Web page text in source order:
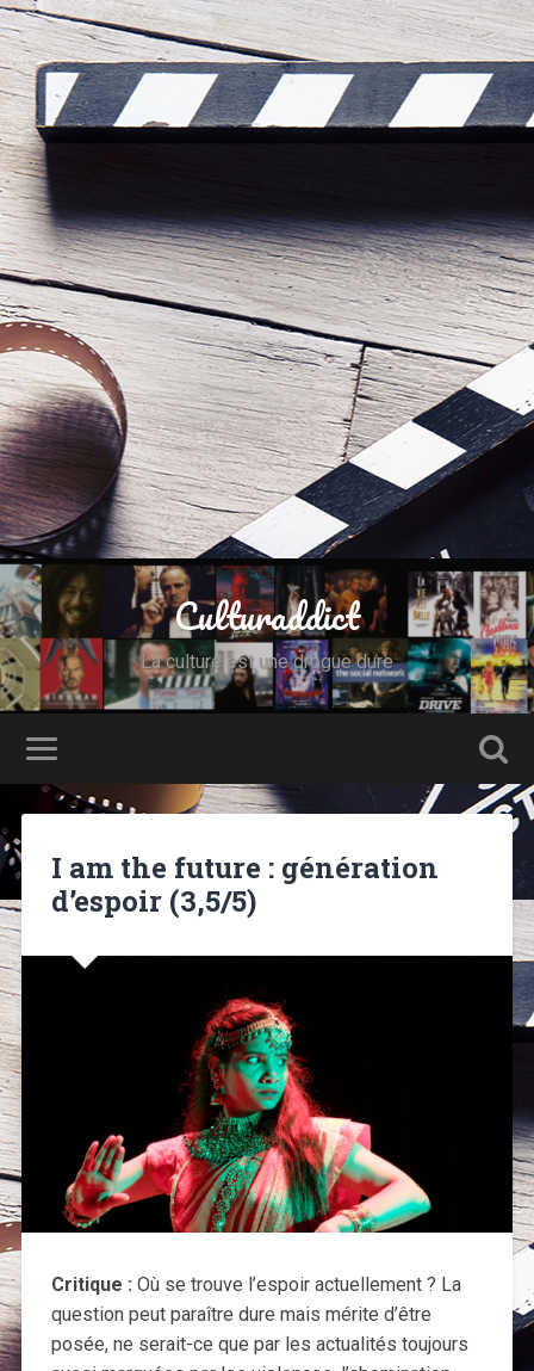
Culturaddict
La culture est une drogue dure
I am the future : génération
d’espoir (3,5/5)
Critique : Où se trouve l’espoir actuellement ? La
question peut paraître dure mais mérite d’être
posée, ne serait-ce que par les actualités toujours